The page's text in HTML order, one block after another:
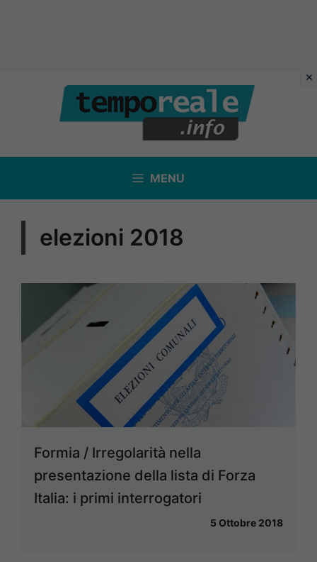
contenuto
MENU
elezioni 2018
Formia / Irregolarità nella
presentazione della lista di Forza
Italia: i primi interrogatori
5 Ottobre 2018